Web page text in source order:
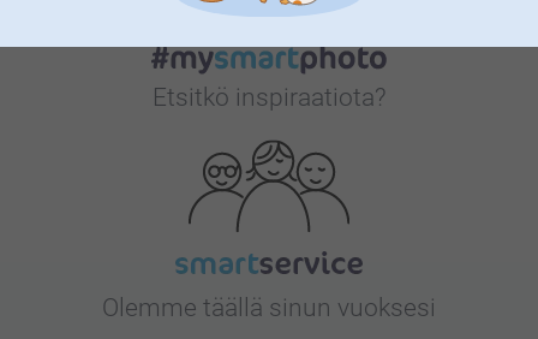
Etsitkö inspiraatiota?
Olemme täällä sinun vuoksesi